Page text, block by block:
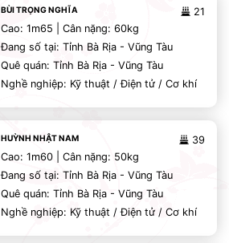
21
BÙI TRỌNG NGHĨA
Cao: 1m65 | Cân nặng: 60kg
Đang số tại: Tỉnh Bà Rịa - Vũng Tàu
Quê quán: Tỉnh Bà Rịa - Vũng Tàu
Nghề nghiệp: Kỹ thuật / Điện tử / Cơ khí
39
HUỲNH NHẬT NAM
Cao: 1m60 | Cân nặng: 50kg
Đang số tại: Tỉnh Bà Rịa - Vũng Tàu
Quê quán: Tỉnh Bà Rịa - Vũng Tàu
Nghề nghiệp: Kỹ thuật / Điện tử / Cơ khí